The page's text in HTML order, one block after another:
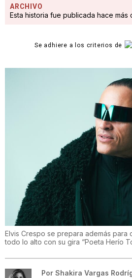
ARCHIVO
Esta historia fue publicada hace más
Se adhiere a los criterios de
Elvis Crespo se prepara además para
todo lo alto con su gira “Poeta Herío
Por Shakira Vargas